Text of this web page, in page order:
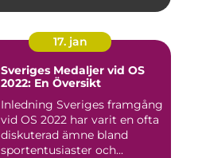
17. jan
Sveriges Medaljer vid OS
2022: En Översikt
Inledning Sveriges framgång
vid OS 2022 har varit en ofta
diskuterad ämne bland
sportentusiaster och...